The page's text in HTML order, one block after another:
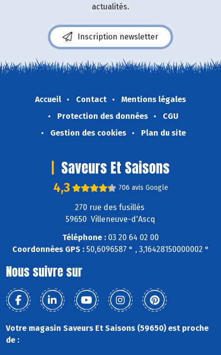
actualités.
Inscription newsletter
Accueil Contact
Mentions légales
Protection des données
CGU
Gestion des cookies
Plan du site
Saveurs Et Saisons
4,3 706 avis Google
270 rue des fusillés
59650 Villeneuve-d'Ascq
Téléphone : 03 20 64 02 00
Coordonnées GPS :50,6096587 ° , 3,16428150000002 °
Nous suivre sur
Votre magasin Saveurs Et Saisons (59650) est proche
de :